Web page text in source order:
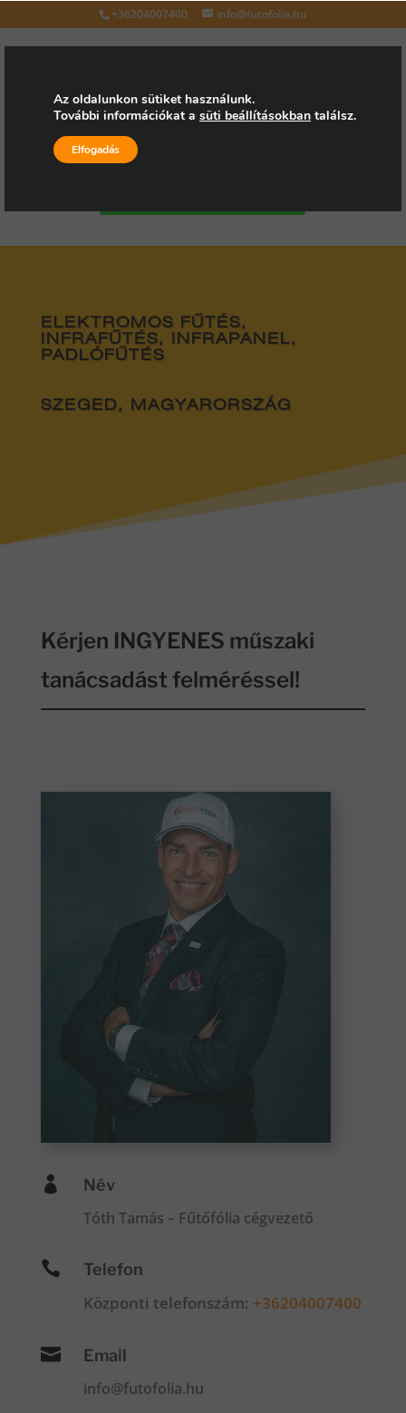
+36204007400 info@futofolia.hu
Válasszon oldalt
ELEKTROMOS FŰTÉS,
INFRAFŰTÉS, INFRAPANEL,
PADLÓFŰTÉS
SZEGED, MAGYARORSZÁG
Kérjen INGYENES műszaki
tanácsadást felméréssel!
 Név
Tóth Tamás – Fűtőfólia cégvezető
 Telefon
Központi telefonszám: +36204007400
 Email
info@futofolia.hu
Az oldalunkon sütiket használunk.
További információkat a süti beállításokban találsz.
Elfogadás